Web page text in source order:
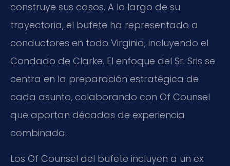
construye sus casos. A lo largo de su
trayectoria, el bufete ha representado a
conductores en todo Virginia, incluyendo el
Condado de Clarke. El enfoque del Sr. Sris se
centra en la preparación estratégica de
cada asunto, colaborando con Of Counsel
que aportan décadas de experiencia
combinada.
Los Of Counsel del bufete incluyen a un ex